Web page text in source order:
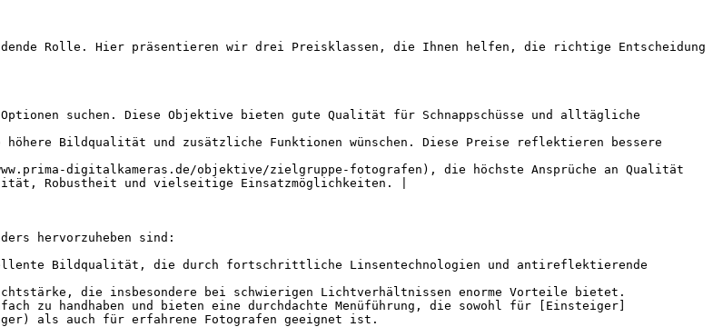
Rolle. Hier präsentieren wir drei Preisklassen, die Ihnen helfen, die richtige Entscheidung
suchen. Diese Objektive bieten gute Qualität für Schnappschüsse und alltägliche
Bildqualität und zusätzliche Funktionen wünschen. Diese Preise reflektieren bessere
digitalkameras.de/objektive/zielgruppe-fotografen), die höchste Ansprüche an Qualität
Robustheit und vielseitige Einsatzmöglichkeiten. |
hervorzuheben sind:
Bildqualität, die durch fortschrittliche Linsentechnologien und antireflektierende
die insbesondere bei schwierigen Lichtverhältnissen enorme Vorteile bietet.
zu handhaben und bieten eine durchdachte Menüführung, die sowohl für [Einsteiger]
als auch für erfahrene Fotografen geeignet ist.